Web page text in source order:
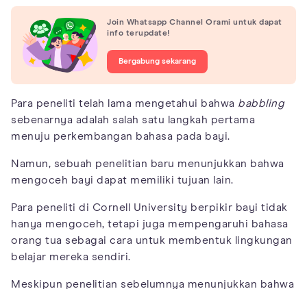
Join Whatsapp Channel Orami untuk dapat
info terupdate!
Bergabung sekarang
Para peneliti telah lama mengetahui bahwa babbling
sebenarnya adalah salah satu langkah pertama
menuju perkembangan bahasa pada bayi.
Namun, sebuah penelitian baru menunjukkan bahwa
mengoceh bayi dapat memiliki tujuan lain.
Para peneliti di Cornell University berpikir bayi tidak
hanya mengoceh, tetapi juga mempengaruhi bahasa
orang tua sebagai cara untuk membentuk lingkungan
belajar mereka sendiri.
Meskipun penelitian sebelumnya menunjukkan bahwa